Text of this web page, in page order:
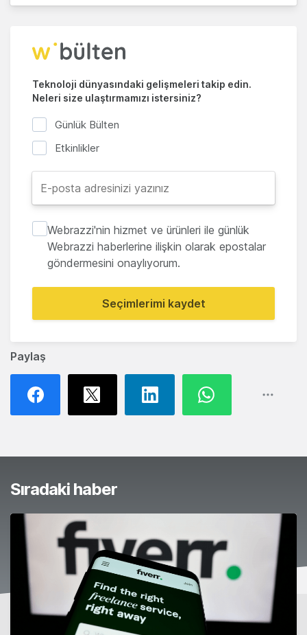
Paylaş
Teknoloji dünyasındaki gelişmeleri takip edin.
Neleri size ulaştırmamızı istersiniz?
Günlük Bülten
Etkinlikler
Webrazzi'nin hizmet ve ürünleri ile günlük
Webrazzi haberlerine ilişkin olarak epostalar
göndermesini onaylıyorum.
Seçimlerimi kaydet
Sıradaki haber